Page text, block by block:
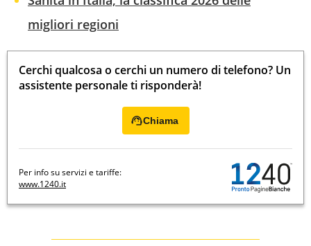
migliori regioni
Cerchi qualcosa o cerchi un numero di telefono? Un
assistente personale ti risponderà!
Chiama
Per info su servizi e tariffe:
www.1240.it